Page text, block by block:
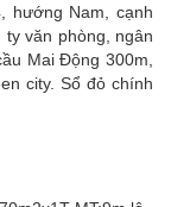
hướng Nam, cạnh
văn phòng, ngân
Mai Động 300m,
city. Sổ đỏ chính